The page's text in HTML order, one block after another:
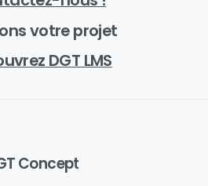
votre projet
DGT LMS
Concept